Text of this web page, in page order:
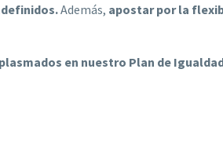
Además, apostar por la
en nuestro Plan de